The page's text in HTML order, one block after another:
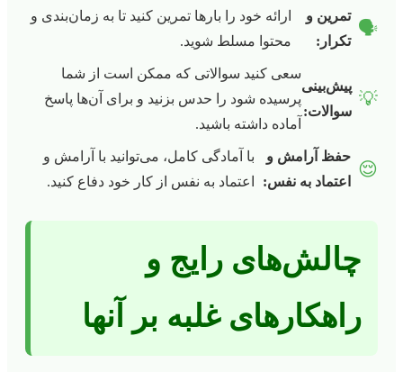
🗣️
تمرین و
تکرار:
ارائه خود را بارها تمرین کنید تا به زمان‌بندی و
محتوا مسلط شوید.
💡
پیش‌بینی
سوالات:
سعی کنید سوالاتی که ممکن است از شما
پرسیده شود را حدس بزنید و برای آن‌ها پاسخ
آماده داشته باشید.
😌
حفظ آرامش و
اعتماد به نفس:
با آمادگی کامل، می‌توانید با آرامش و
اعتماد به نفس از کار خود دفاع کنید.
چالش‌های رایج و
راهکارهای غلبه بر آنها